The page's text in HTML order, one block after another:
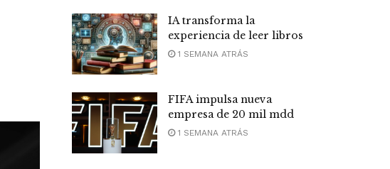
IA transforma la
experiencia de leer libros
1 SEMANA ATRÁS
FIFA impulsa nueva
empresa de 20 mil mdd
1 SEMANA ATRÁS